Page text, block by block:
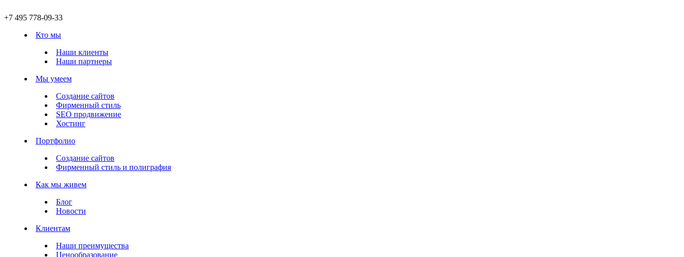
+7 495 778-09-33
Кто мы
Наши клиенты
Наши партнеры
Мы умеем
Создание сайтов
Фирменный стиль
SEO продвижение
Хостинг
Портфолио
Создание сайтов
Фирменный стиль и полиграфия
Как мы живем
Блог
Новости
Клиентам
Наши преимущества
Ценообразование